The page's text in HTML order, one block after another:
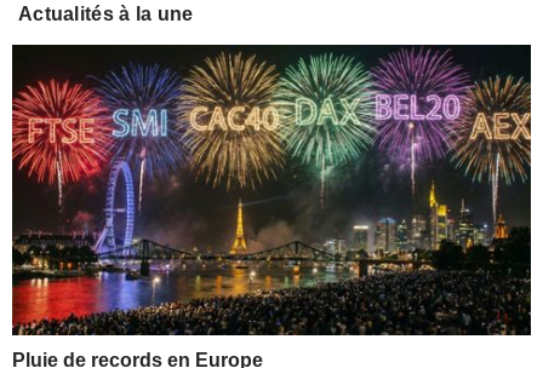
Actualités à la une
Pluie de records en Europe